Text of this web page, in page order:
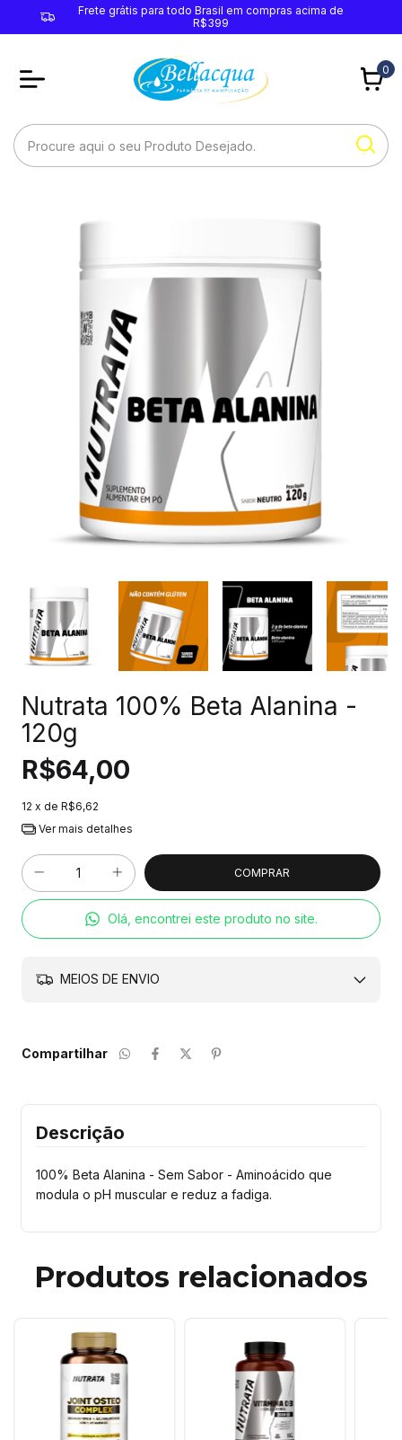
Frete grátis para todo Brasil em compras acima de
R$399
0
Nutrata 100% Beta Alanina -
120g
R$64,00
12 x de R$6,62
Ver mais detalhes
Olá, encontrei este produto no site.
MEIOS DE ENVIO
Compartilhar
Descrição
100% Beta Alanina - Sem Sabor - Aminoácido que
modula o pH muscular e reduz a fadiga.
Produtos relacionados